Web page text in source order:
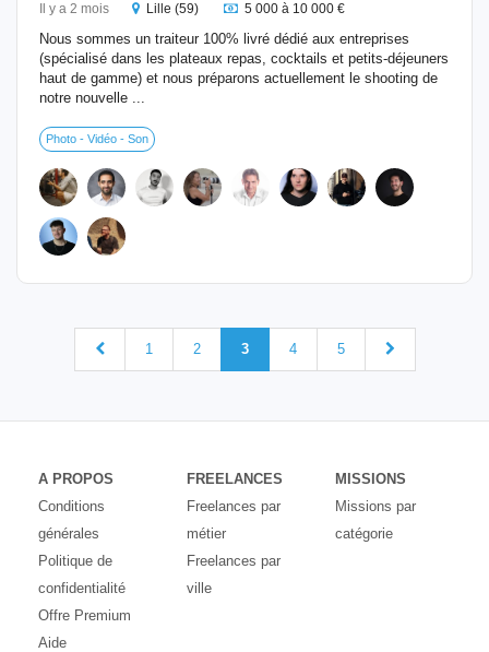
Il y a 2 mois Lille (59) 5 000 à 10 000 €
Nous sommes un traiteur 100% livré dédié aux entreprises
(spécialisé dans les plateaux repas, cocktails et petits-déjeuners
haut de gamme) et nous préparons actuellement le shooting de
notre nouvelle ...
Photo - Vidéo - Son
1 2 3 4 5
A PROPOS
Conditions
générales
Politique de
confidentialité
Offre Premium
Aide
FREELANCES
Freelances par
métier
Freelances par
ville
MISSIONS
Missions par
catégorie